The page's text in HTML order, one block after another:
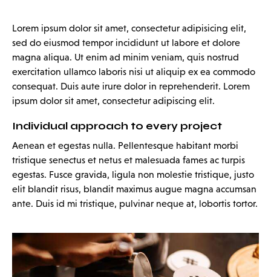
Lorem ipsum dolor sit amet, consectetur adipisicing elit,
sed do eiusmod tempor incididunt ut labore et dolore
magna aliqua. Ut enim ad minim veniam, quis nostrud
exercitation ullamco laboris nisi ut aliquip ex ea commodo
consequat. Duis aute irure dolor in reprehenderit. Lorem
ipsum dolor sit amet, consectetur adipiscing elit.
Individual approach to every project
Aenean et egestas nulla. Pellentesque habitant morbi
tristique senectus et netus et malesuada fames ac turpis
egestas. Fusce gravida, ligula non molestie tristique, justo
elit blandit risus, blandit maximus augue magna accumsan
ante. Duis id mi tristique, pulvinar neque at, lobortis tortor.